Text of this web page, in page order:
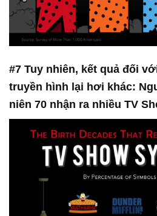
#7 Tuy nhiên, kết quả đối
truyền hình lại hơi khác:
niên 70 nhận ra nhiều TV